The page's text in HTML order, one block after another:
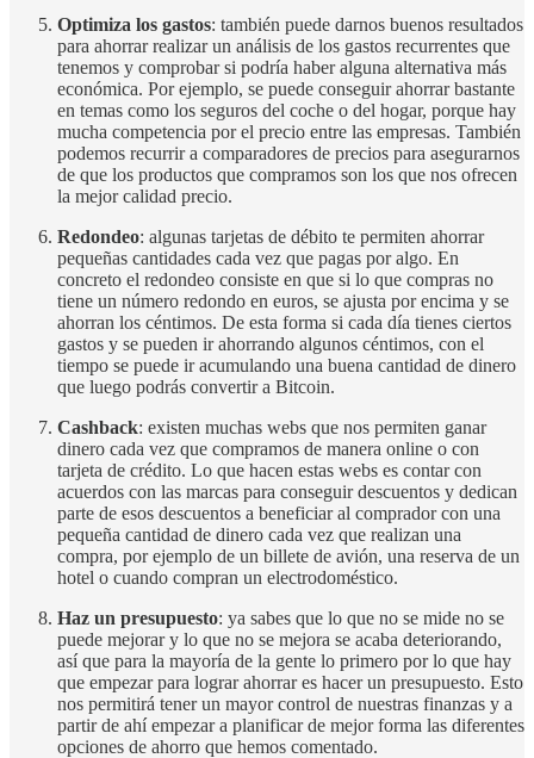
Optimiza los gastos: también puede darnos buenos resultados
para ahorrar realizar un análisis de los gastos recurrentes que
tenemos y comprobar si podría haber alguna alternativa más
económica. Por ejemplo, se puede conseguir ahorrar bastante
en temas como los seguros del coche o del hogar, porque hay
mucha competencia por el precio entre las empresas. También
podemos recurrir a comparadores de precios para asegurarnos
de que los productos que compramos son los que nos ofrecen
la mejor calidad precio.
Redondeo: algunas tarjetas de débito te permiten ahorrar
pequeñas cantidades cada vez que pagas por algo. En
concreto el redondeo consiste en que si lo que compras no
tiene un número redondo en euros, se ajusta por encima y se
ahorran los céntimos. De esta forma si cada día tienes ciertos
gastos y se pueden ir ahorrando algunos céntimos, con el
tiempo se puede ir acumulando una buena cantidad de dinero
que luego podrás convertir a Bitcoin.
Cashback: existen muchas webs que nos permiten ganar
dinero cada vez que compramos de manera online o con
tarjeta de crédito. Lo que hacen estas webs es contar con
acuerdos con las marcas para conseguir descuentos y dedican
parte de esos descuentos a beneficiar al comprador con una
pequeña cantidad de dinero cada vez que realizan una
compra, por ejemplo de un billete de avión, una reserva de un
hotel o cuando compran un electrodoméstico.
Haz un presupuesto: ya sabes que lo que no se mide no se
puede mejorar y lo que no se mejora se acaba deteriorando,
así que para la mayoría de la gente lo primero por lo que hay
que empezar para lograr ahorrar es hacer un presupuesto. Esto
nos permitirá tener un mayor control de nuestras finanzas y a
partir de ahí empezar a planificar de mejor forma las diferentes
opciones de ahorro que hemos comentado.